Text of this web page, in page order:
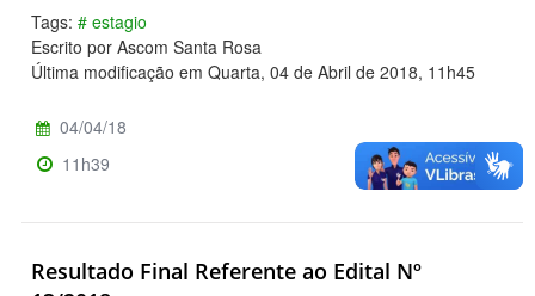
Tags: # estagio
Escrito por Ascom Santa Rosa
Última modificação em Quarta, 04 de Abril de 2018, 11h45
04/04/18
11h39
Resultado Final Referente ao Edital Nº